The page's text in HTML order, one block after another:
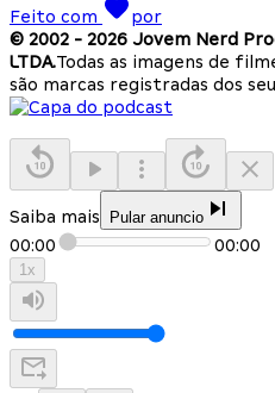
Feito com
por
© 2002 - 2026 Jovem Nerd
LTDA.Todas as imagens de
são marcas registradas dos
Saiba mais Pular anuncio
00:00 00:00
1x